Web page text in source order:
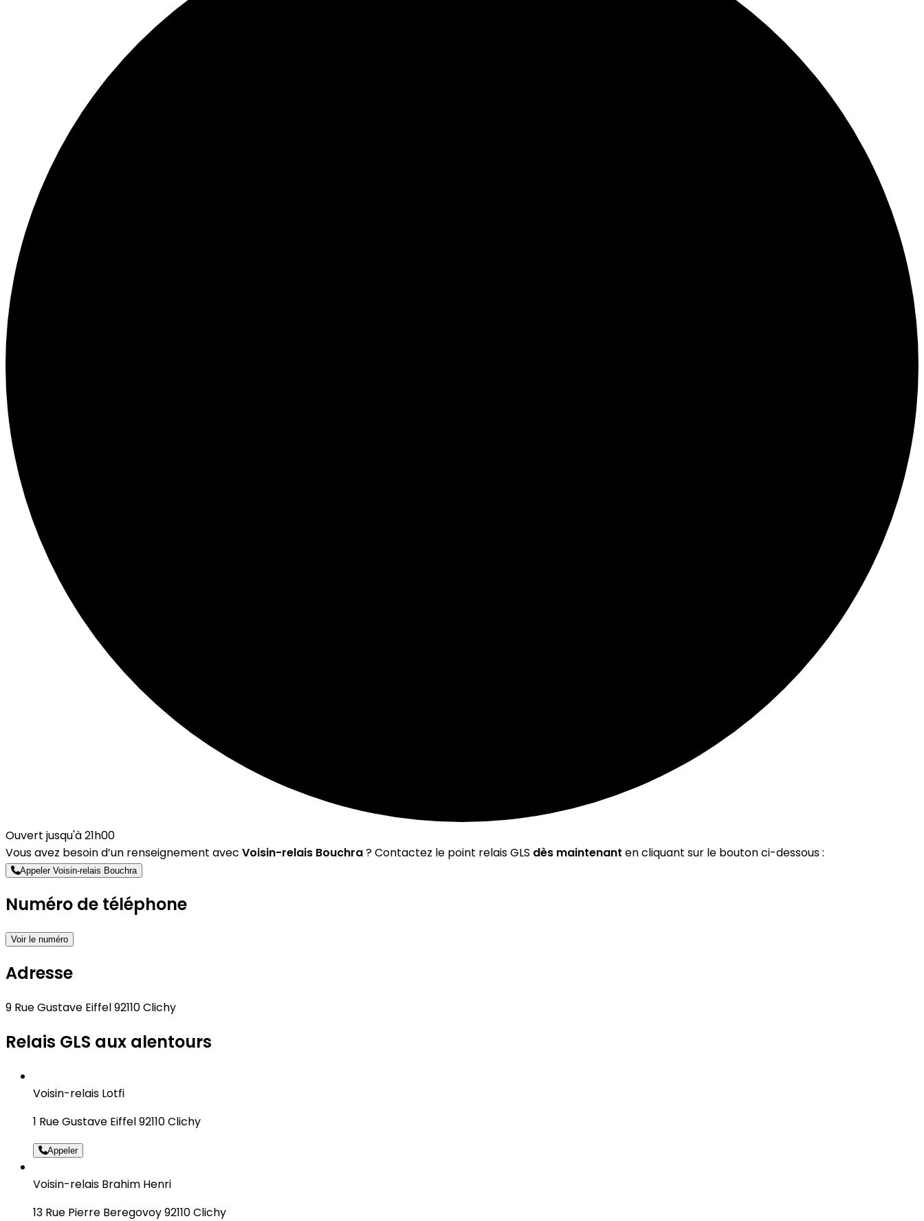
Ouvert jusqu'à 21h00
Vous avez besoin d’un renseignement avec Voisin-relais Bouchra? Contactez le point relais GLS dès maintenant en cliquant sur le bouton ci-dessous :
Appeler Voisin-relais Bouchra
Numéro de téléphone
Voir le numéro
Adresse
9 Rue Gustave Eiffel 92110 Clichy
Relais GLS aux alentours
Voisin-relais Lotfi
1 Rue Gustave Eiffel 92110 Clichy
Appeler
Voisin-relais Brahim Henri
13 Rue Pierre Beregovoy 92110 Clichy